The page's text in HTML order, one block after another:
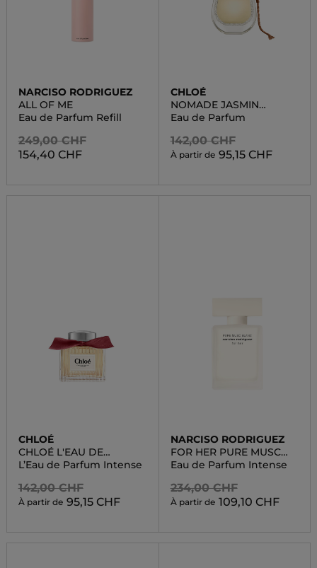
NARCISO RODRIGUEZ
ALL OF ME
Eau de Parfum Refill
249,00 CHF
154,40 CHF
CHLOÉ
NOMADE JASMIN
NATUREL INTENSE
Eau de Parfum
142,00 CHF
À partir de 95,15 CHF
CHLOÉ
CHLOÉ L'EAU DE
PARFUM INT.
L’Eau de Parfum Intense
142,00 CHF
À partir de 95,15 CHF
NARCISO RODRIGUEZ
FOR HER PURE MUSC
BLANC
Eau de Parfum Intense
234,00 CHF
À partir de 109,10 CHF